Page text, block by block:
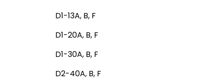
D1-13A, B, F
D1-20A, B, F
D1-30A, B, F
D2-40A, B, F